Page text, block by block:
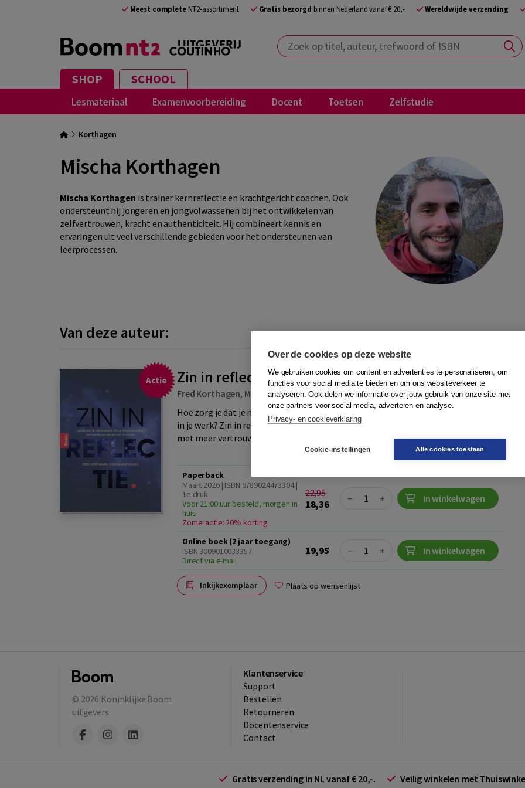
Meest completeNT2-assortiment Gratis bezorgd binnen Nederland vanaf € 20,- Wereldwijde verzending
Zoek op titel, auteur, trefwoord of ISBN
SHOP SCHOOL
Lesmateriaal Examenvoorbereiding Docent Toetsen Zelfstudie
Korthagen
Mischa Korthagen
Mischa Korthagen is trainer kernreflectie en krachtgericht coachen. Ook
ondersteunt hij jongeren en jongvolwassenen bij het ontwikkelen van
zelfvertrouwen, kracht en authenticiteit. Hij combineert kennis en
ervaringen uit veel verschillende gebieden voor het ondersteunen van
leerprocessen.
Van deze auteur:
Actie Zin in reflectie
Fred Korthagen, Mischa Korthagen| Boom uitgevers Amsterdam
Hoe zorg je dat je niet alleen dóórgaat, maar ook echt groeit van wat je meemaakt
in je werk? Zin in reflectie laat zien hoe reflectie je helpt om scherp te blijven en
met meer vertrouwen te handel...
Paperback
Maart 2026 | ISBN 9789024473304 |
1e druk
Voor 21:00 uur besteld, morgen in
huis
Zomeractie: 20% korting
22,95
18,36
Quantity
− + In winkelwagen
Online boek (2 jaar toegang)
ISBN 3009010033357
Direct via e-mail
19,95 Quantity
− + In winkelwagen
Inkijkexemplaar Plaats op wensenlijst
© 2026 Koninklijke Boom
uitgevers
Klantenservice
Support
Bestellen
​Retourneren
Docentenservice
Contact
Gratis verzending in NL vanaf € 20,-. Veilig winkelen met
Over de cookies op deze website
We gebruiken cookies om content en advertenties te personaliseren, om
functies voor social media te bieden en om ons websiteverkeer te
analyseren. Ook delen we informatie over jouw gebruik van onze site met
onze partners voor social media, adverteren en analyse.
Privacy- en cookieverklaring
Cookie-instellingen Alle cookies toestaan